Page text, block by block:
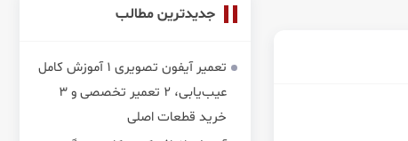
جدیدترین مطالب
تعمیر آیفون تصویری 1 آموزش کامل
عیب‌یابی، 2 تعمیر تخصصی و 3
خرید قطعات اصلی